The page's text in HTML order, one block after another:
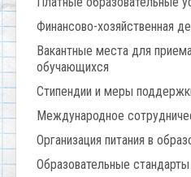
Финансово-хозяйственная
Вакантные места для
обучающихся
Стипендии и меры
Международное
Организация питания в
Образовательные